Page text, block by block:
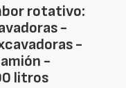
rotativo:
-
-
-
litros